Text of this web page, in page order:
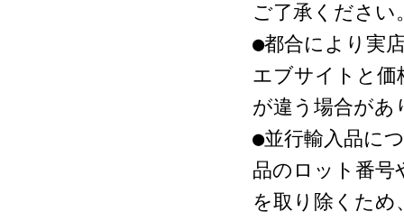
ご了承ください
●都合により実
エブサイトと価
が違う場合があ
●並行輸入品に
品のロット番号
を取り除くため